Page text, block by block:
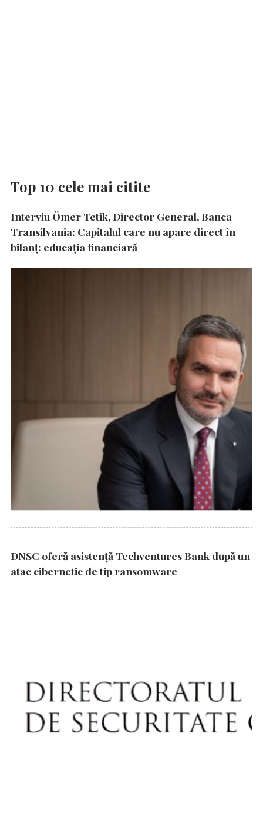
Top 10 cele mai citite
Interviu Ömer Tetik, Director General, Banca
Transilvania: Capitalul care nu apare direct în
bilanț: educația financiară
DNSC oferă asistență Techventures Bank după un
atac cibernetic de tip ransomware